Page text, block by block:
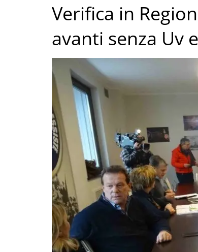
Verifica in
avanti senza Uv